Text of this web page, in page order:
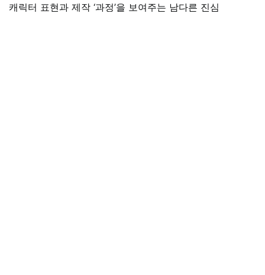
캐릭터 표현과 제작 ‘과정’을 보여주는 남다른 진심